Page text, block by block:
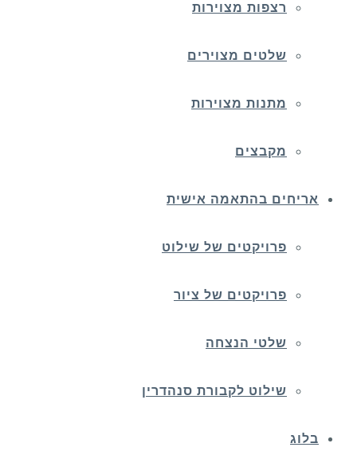
רצפות מצוירות
שלטים מצוירים
מתנות מצוירות
מקבצים
אריחים בהתאמה אישית
פרויקטים של שילוט
פרויקטים של ציור
שלטי הנצחה
שילוט לקבורת סנהדרין
בלוג